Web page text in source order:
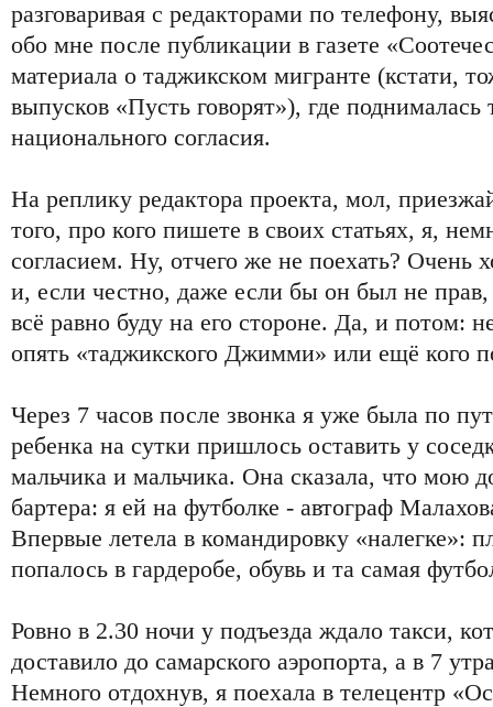
разговаривая с редакторами по телефону,
обо мне после публикации в газете
материала о таджикском мигранте (кстати,
выпусков «Пусть говорят»), где поднималась
национального согласия.
На реплику редактора проекта, мол,
того, про кого пишете в своих статьях, я,
согласием. Ну, отчего же не поехать? Очень
и, если честно, даже если бы он был не прав,
всё равно буду на его стороне. Да, и потом:
опять «таджикского Джимми» или ещё кого
Через 7 часов после звонка я уже была по
ребенка на сутки пришлось оставить у
мальчика и мальчика. Она сказала, что мою
бартера: я ей на футболке - автограф
Впервые летела в командировку «налегке»:
попалось в гардеробе, обувь и та самая
Ровно в 2.30 ночи у подъезда ждало такси,
доставило до самарского аэропорта, а в 7
Немного отдохнув, я поехала в телецентр